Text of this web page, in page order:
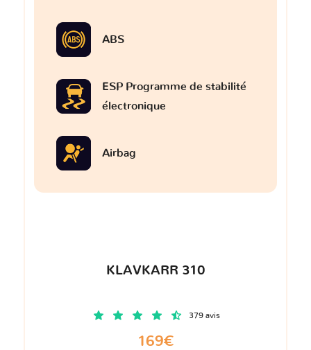
ABS
ESP Programme de stabilité
électronique
Airbag
KLAVKARR 310
379 avis
169€